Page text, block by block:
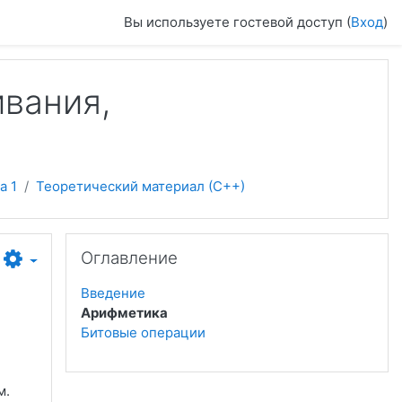
Вы используете гостевой доступ (Вход)
1 Теоретический материал (С++)
Оглавление
Введение
Арифметика
Битовые операции